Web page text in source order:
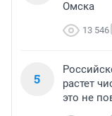
Омска
13 546
5
растет
это не